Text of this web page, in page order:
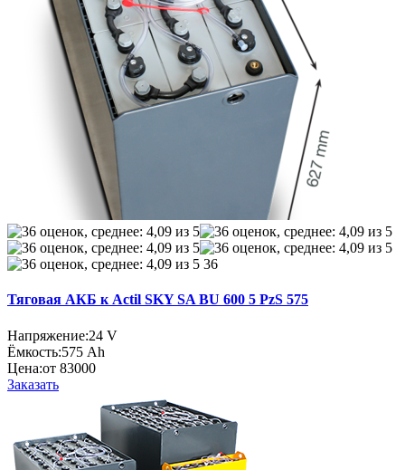
36
Тяговая АКБ к Actil SKY SA BU 600 5 PzS 575
Напряжение:24 V
Ёмкость:575 Ah
Цена:от 83000
Заказать